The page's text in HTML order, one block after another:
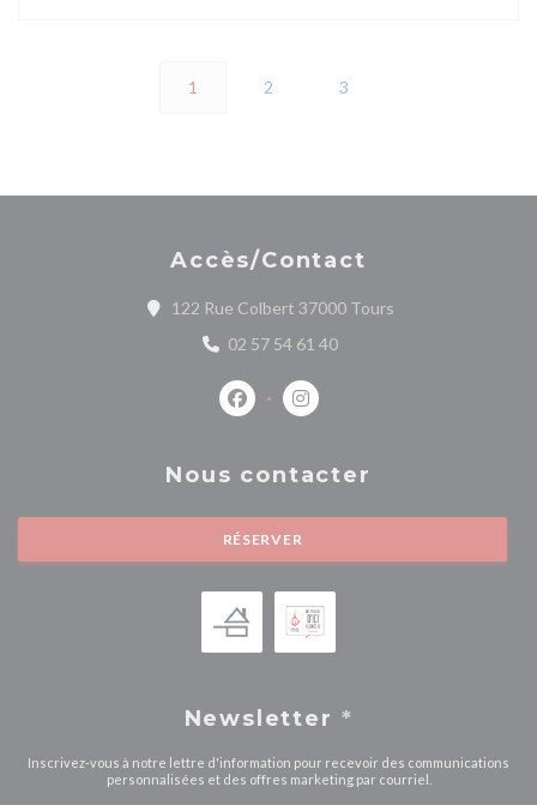
1 2 3
Accès/Contact
122 Rue Colbert 37000 Tours((ouvre une
02 57 54 61 40
Facebook ((ouvre une nouvelle
Instagram ((ouvre une
Nous contacter
RÉSERVER
Newsletter *
Inscrivez-vous à notre lettre d'information pour recevoir des communications
personnalisées et des offres marketing par courriel.